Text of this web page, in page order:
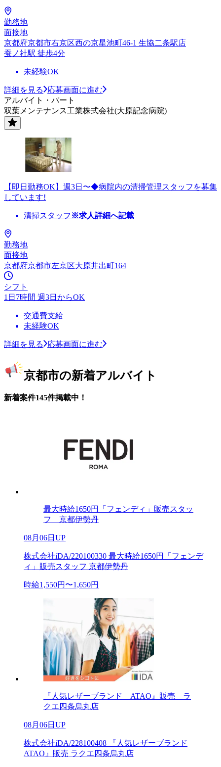
勤務地
面接地
京都府京都市右京区西の京星池町46-1 生協二条駅店
蚕ノ社駅 徒歩4分
未経験OK
詳細を見る
応募画面に進む
アルバイト・パート
双葉メンテナンス工業株式会社(大原記念病院)
【即日勤務OK】週3日〜◆病院内の清掃管理スタッフを募集
しています!
清掃スタッフ ※求人詳細へ記載
勤務地
面接地
京都府京都市左京区大原井出町164
シフト
1日7時間 週3日からOK
交通費支給
未経験OK
詳細を見る 応募画面に進む
京都市の新着アルバイト
新着案件145件掲載中！
最大時給1650円「フェンディ」販売スタッ
フ 京都伊勢丹
08月06日UP
株式会社iDA/220100330 最大時給1650円「フェンデ
ィ」販売スタッフ 京都伊勢丹
時給1,550円〜1,650円
『人気レザーブランド ATAO』販売 ラ
クエ四条烏丸店
08月06日UP
株式会社iDA/228100408 『人気レザーブランド
ATAO』販売 ラクエ四条烏丸店